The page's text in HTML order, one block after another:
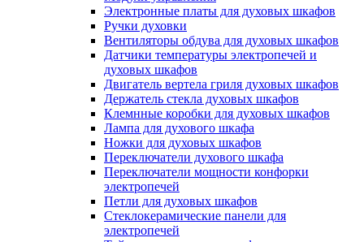
Электронные платы для духовых шкафов
Ручки духовки
Вентиляторы обдува для духовых шкафов
Датчики температуры электропечей и
духовых шкафов
Двигатель вертела гриля духовых шкафов
Держатель стекла духовых шкафов
Клемнные коробки для духовых шкафов
Лампа для духового шкафа
Ножки для духовых шкафов
Переключатели духового шкафа
Переключатели мощности конфорки
электропечей
Петли для духовых шкафов
Стеклокерамические панели для
электропечей